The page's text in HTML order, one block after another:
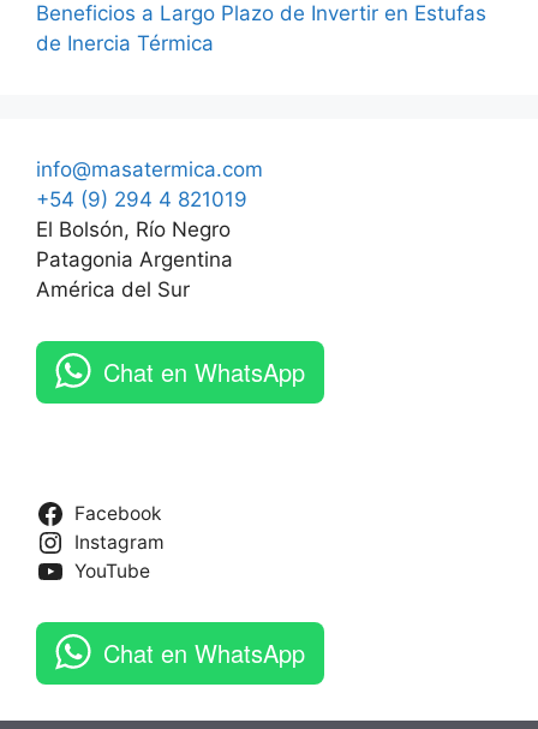
Beneficios a Largo Plazo de Invertir en Estufas
de Inercia Térmica
info@masatermica.com
+54 (9) 294 4 821019
El Bolsón, Río Negro
Patagonia Argentina
América del Sur
Chat en WhatsApp
Facebook
Instagram
YouTube
Chat en WhatsApp